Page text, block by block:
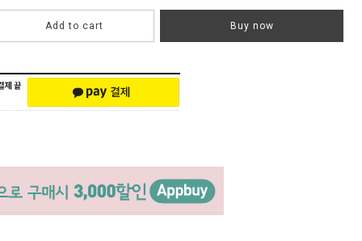
Add to cart Buy now